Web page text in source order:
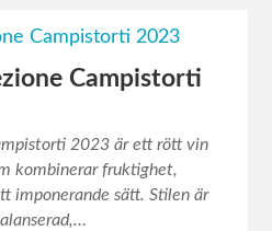
Campistorti
2023 är ett rött vin
kombinerar fruktighet,
imponerande sätt. Stilen är